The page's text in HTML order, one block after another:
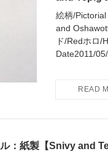
絵柄/
and
ド/Redホロ/
Date2011/
：紙製【Snivy and